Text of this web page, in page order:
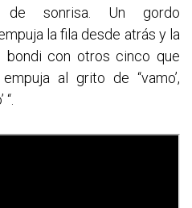
sonrisa. Un gordo
la fila desde atrás y la
bondi con otros cinco que
al grito de “vamo’,